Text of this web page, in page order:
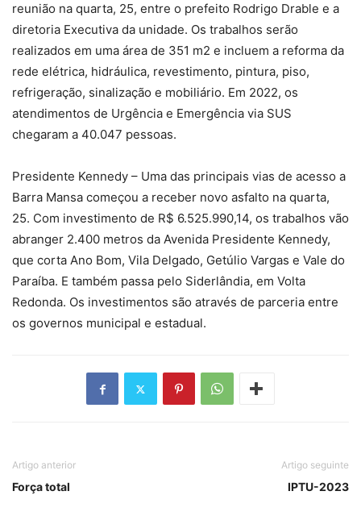
reunião na quarta, 25, entre o prefeito Rodrigo Drable e a
diretoria Executiva da unidade. Os trabalhos serão
realizados em uma área de 351 m2 e incluem a reforma da
rede elétrica, hidráulica, revestimento, pintura, piso,
refrigeração, sinalização e mobiliário. Em 2022, os
atendimentos de Urgência e Emergência via SUS
chegaram a 40.047 pessoas.
Presidente Kennedy – Uma das principais vias de acesso a
Barra Mansa começou a receber novo asfalto na quarta,
25. Com investimento de R$ 6.525.990,14, os trabalhos vão
abranger 2.400 metros da Avenida Presidente Kennedy,
que corta Ano Bom, Vila Delgado, Getúlio Vargas e Vale do
Paraíba. E também passa pelo Siderlândia, em Volta
Redonda. Os investimentos são através de parceria entre
os governos municipal e estadual.
Artigo anterior
Força total
Artigo seguinte
IPTU-2023